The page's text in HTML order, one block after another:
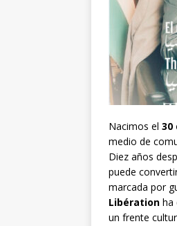
Nacimos el 30
medio de
Diez años
puede
marcada por
Libération ha
un frente